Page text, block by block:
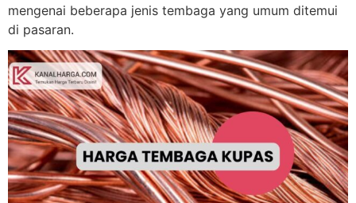
mengenai beberapa jenis tembaga yang umum ditemui
di pasaran.